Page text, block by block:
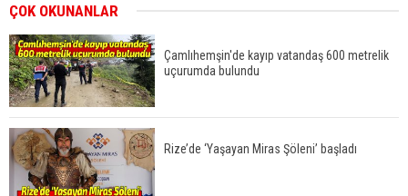
ÇOK OKUNANLAR
Çamlıhemşin'de kayıp vatandaş 600 metrelik
uçurumda bulundu
Rize’de ‘Yaşayan Miras Şöleni’ başladı